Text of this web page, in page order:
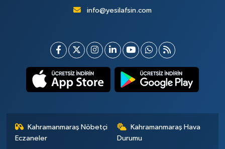
info@yesilafsin.com
Kahramanmaraş Nöbetçi
Eczaneler
Kahramanmaraş Hava
Durumu